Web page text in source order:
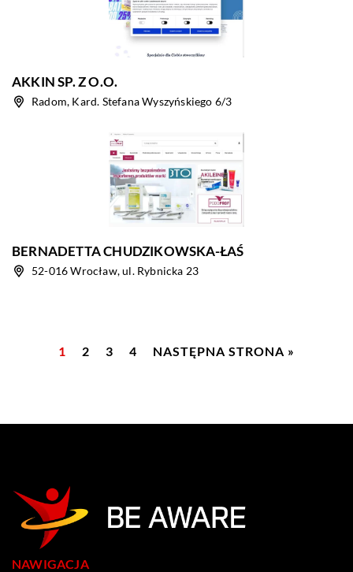
AKKIN SP. Z O.O.
Radom, Kard. Stefana Wyszyńskiego 6/3
BERNADETTA CHUDZIKOWSKA-ŁAŚ
52-016 Wrocław, ul. Rybnicka 23
1 2 3 4 NASTĘPNA STRONA »
NAWIGACJA